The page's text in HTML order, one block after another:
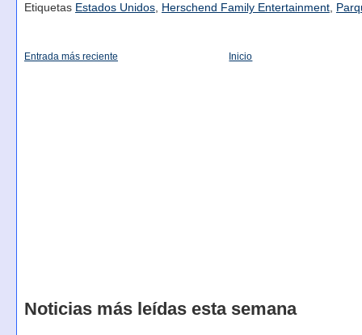
Etiquetas Estados Unidos, Herschend Family Entertainment,
Entrada más reciente Inicio
Noticias más leídas esta semana